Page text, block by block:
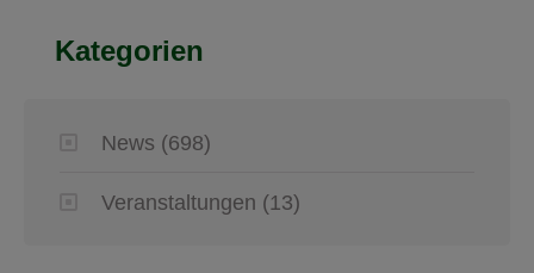
Kategorien
News (698)
Veranstaltungen (13)